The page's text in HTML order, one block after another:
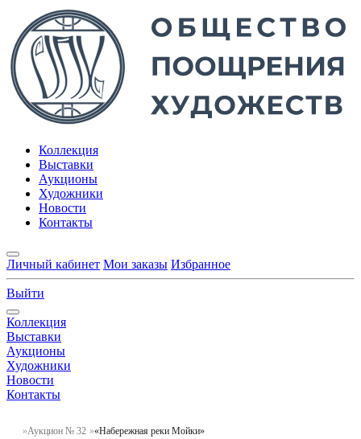
Коллекция
Выставки
Аукционы
Художники
Новости
Контакты
Личный кабинет Мои заказы Избранное
Выйти
Коллекция
Выставки
Аукционы
Художники
Новости
Контакты
Аукцион № 32 «Набережная реки Мойки»